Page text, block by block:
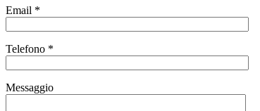
Email *
Telefono *
Messaggio